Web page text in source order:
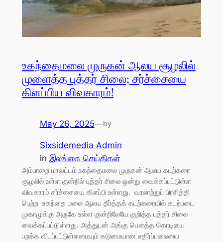
உகந்தைமலை முருகன் ஆலய சூழலில்
முளைத்த புத்தர் சிலை; சர்ச்சையை
கிளப்பிய விவகாரம்!
May 26, 2025—by
Sixsidemedia Admin
in இலங்கை செய்திகள்
அம்பாறை மாவட்டம் உகந்தைமலை முருகன் ஆலய கடற்கரை
சூழலில் உள்ள குன்றில் புத்தர் சிலை ஒன்று வைக்கப்பட்டுள்ள
விவகாரம் சர்ச்சையை கிளப்பி உள்ளது. வரலாற்றுப் பிரசித்தி
பெற்ற உகந்தை மலை ஆலய தீர்த்தக் கடற்கரையில் கடற்படை
முகாமுக்கு அருகே உள்ள குன்றிலேயே குறித்த புத்தர் சிலை
வைக்கப்பட்டுள்ளது. அத்துடன் அங்கு பௌத்த கொடியை
பறக்க விடப்பட்டுள்ளமையும் கடுமையான எதிர்ப்பலையை